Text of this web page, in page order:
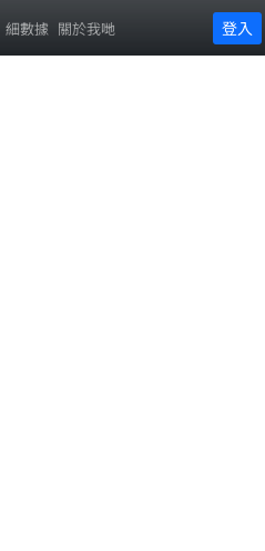
細數據 關於我哋 登入